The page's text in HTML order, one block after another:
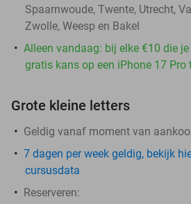
Spaarnwoude, Twente, Utrecht,
Zwolle, Weesp en Bakel
Alleen vandaag: bij elke €10 die
gratis kans op een iPhone 17 Pro
Grote kleine letters
Geldig vanaf moment van
7 dagen per week geldig, bekijk
cursusdata
Reserveren: